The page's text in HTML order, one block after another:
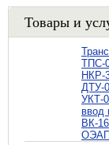
Товары и
ТПС-
НКР-
ДТУ-
УКТ-
ввод
ВК-